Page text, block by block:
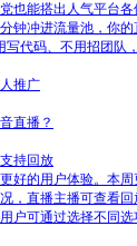
也能搭出人气平台
钟冲进流量池，你
写代码、不用招团队
推广
直播？
持回放
好的用户体验。本
，直播主播可查看
户可通过选择不同